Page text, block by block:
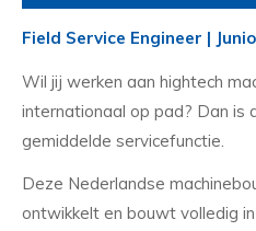
Field Service Engineer |
Wil jij werken aan hightech
internationaal op pad? Dan is
gemiddelde servicefunctie.
Deze Nederlandse
ontwikkelt en bouwt volledig